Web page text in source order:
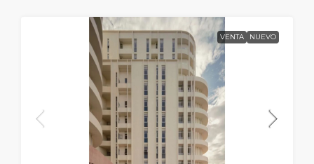
VENTA NUEVO